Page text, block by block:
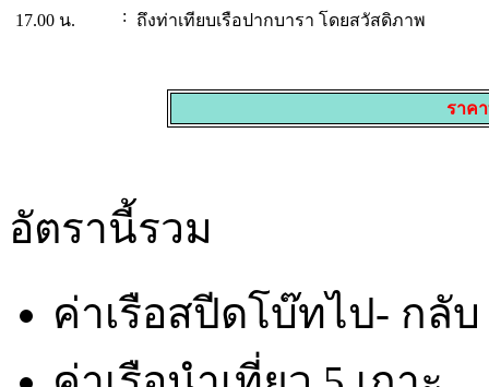
17.00 น.
: ถึงท่าเทียบเรือปากบารา โดยสวัสดิภาพ
ราค
อัตรานี้รวม
ค่าเรือสปีดโบ๊ทไป- กลับ